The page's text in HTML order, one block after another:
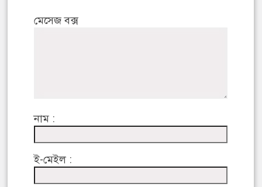
মেসেজ বক্স
নাম :
ই-মেইল :